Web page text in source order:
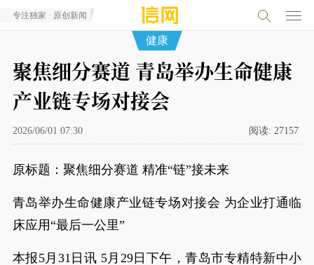
专注独家 · 原创新闻
健康
聚焦细分赛道 青岛举办生命健康
产业链专场对接会
2026/06/01 07:30 阅读: 27157
原标题：聚焦细分赛道 精准“链”接未来
青岛举办生命健康产业链专场对接会 为企业打通临
床应用“最后一公里”
本报5月31日讯 5月29日下午，青岛市专精特新中小